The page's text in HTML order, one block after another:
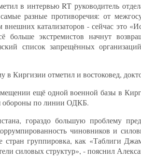
в интервью RT руководитель
разные противоречия: от
катализаторов - сейчас это
экстремистов начнут
список запрещённых
в Киргизии отметил и востоковед,
ещё одной военной базы в
обороны по линии ОДКБ.
гораздо большую проблему
чиновников и
группировка, как «Таблиги
силовых структур», - пояснил